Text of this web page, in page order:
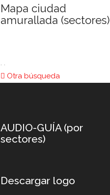
Mapa ciudad
amurallada (sectores)
. .
Otra búsqueda
AUDIO-GUÍA (por
sectores)
Descargar logo